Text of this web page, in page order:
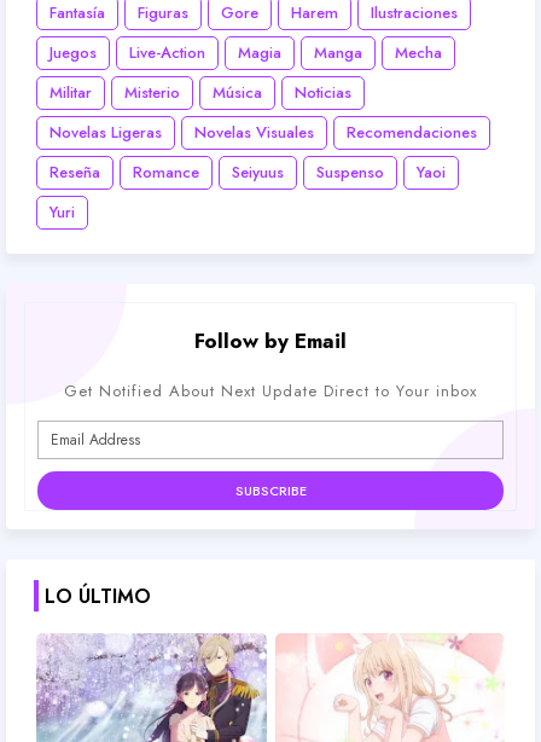
Fantasía
Figuras Gore Harem
Ilustraciones
Juegos
Live-Action Magia Manga
Mecha
Militar
Misterio Música
Noticias
Novelas Ligeras
Novelas Visuales
Recomendaciones
Reseña
Romance Seiyuus Suspenso
Yaoi
Yuri
Follow by Email
Get Notified About Next Update Direct to Your inbox
LO ÚLTIMO